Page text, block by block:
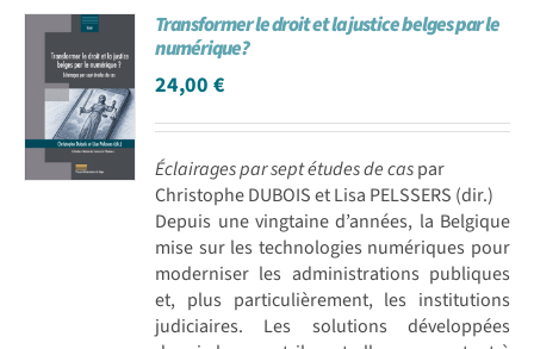
Achat en ligne
Panier WooCommerce
Transformer le droit et la justice belges par le
numérique?
24,00€
Éclairages par sept études de caspar
Christophe DUBOIS et Lisa PELSSERS (dir.)
Depuis une vingtaine d’années, la Belgique
mise sur les technologies numériques pour
moderniser les administrations publiques
et, plus particulièrement, les institutions
judiciaires. Les solutions développées